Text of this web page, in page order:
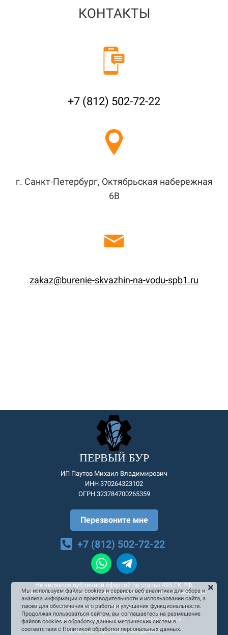
КОНТАКТЫ
+7 (812) 502-72-22
г. Санкт-Петербург, Октябрьская набережная
6В
zakaz@burenie-skvazhin-na-vodu-spb1.ru
ПЕРВЫЙ БУР
ИП Паутов Михаил Владимирович
ИНН 370264323102
ОГРН 323784700265359
Перезвоните мне
+7 (812) 502-72-22
Не является публичной офертой по статье 495 ГК РФ.
Стоимость услуг и товаров необходимо уточнять у менеджера.
Согласие на рекламную и информационную рассылку
Согласие на обработку персональных данных
Политика персональных данных
Мы используем файлы cookies и сервисы веб-аналитики для сбора и
анализа информации о производительности и использовании сайта, а
также для обеспечения его работы и улучшения функциональности.
Продолжая пользоваться сайтом, вы соглашаетесь на размещение
файлов cookies и обработку данных метрических систем в
соответствии с Политикой обработки персональных данных.